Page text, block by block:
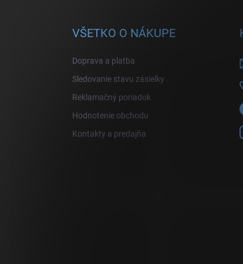
VŠETKO O NÁKUPE
Doprava a platba
Sledovanie stavu zásielky
Reklamačný poriadok
Hodnotenie obchodu
Kontakty a predajňa